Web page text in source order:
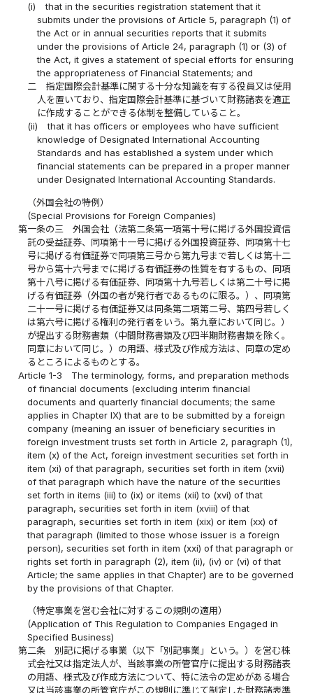
(i)
that in the securities registration statement that it
submits under the provisions of Article 5, paragraph (1) of
the Act or in annual securities reports that it submits
under the provisions of Article 24, paragraph (1) or (3) of
the Act, it gives a statement of special efforts for ensuring
the appropriateness of Financial Statements; and
二
指定国際会計基準に関する十分な知識を有する役員又は使用
人を置いており、指定国際会計基準に基づいて財務諸表を適正
に作成することができる体制を整備していること。
(ii)
that it has officers or employees who have sufficient
knowledge of Designated International Accounting
Standards and has established a system under which
financial statements can be prepared in a proper manner
under Designated International Accounting Standards.
（外国会社の特例）
(Special Provisions for Foreign Companies)
第一条の三
外国会社（法第二条第一項第十号に掲げる外国投資信
託の受益証券、同項第十一号に掲げる外国投資証券、同項第十七
号に掲げる有価証券で同項第三号から第九号まで若しくは第十二
号から第十六号までに掲げる有価証券の性質を有するもの、同項
第十八号に掲げる有価証券、同項第十九号若しくは第二十号に掲
げる有価証券（外国の者が発行者であるものに限る。）、同項第
二十一号に掲げる有価証券又は同条第二項第二号、第四号若しく
は第六号に掲げる権利の発行者をいう。第九章において同じ。）
が提出する財務書類（中間財務書類及び四半期財務書類を除く。
同章において同じ。）の用語、様式及び作成方法は、同章の定め
るところによるものとする。
Article 1-3
The terminology, forms, and preparation methods
of financial documents (excluding interim financial
documents and quarterly financial documents; the same
applies in Chapter IX) that are to be submitted by a foreign
company (meaning an issuer of beneficiary securities in
foreign investment trusts set forth in Article 2, paragraph (1),
item (x) of the Act, foreign investment securities set forth in
item (xi) of that paragraph, securities set forth in item (xvii)
of that paragraph which have the nature of the securities
set forth in items (iii) to (ix) or items (xii) to (xvi) of that
paragraph, securities set forth in item (xviii) of that
paragraph, securities set forth in item (xix) or item (xx) of
that paragraph (limited to those whose issuer is a foreign
person), securities set forth in item (xxi) of that paragraph or
rights set forth in paragraph (2), item (ii), (iv) or (vi) of that
Article; the same applies in that Chapter) are to be governed
by the provisions of that Chapter.
（特定事業を営む会社に対するこの規則の適用）
(Application of This Regulation to Companies Engaged in
Specified Business)
第二条
別記に掲げる事業（以下「別記事業」という。）を営む株
式会社又は指定法人が、当該事業の所管官庁に提出する財務諸表
の用語、様式及び作成方法について、特に法令の定めがある場合
又は当該事業の所管官庁がこの規則に準じて制定した財務諸表準